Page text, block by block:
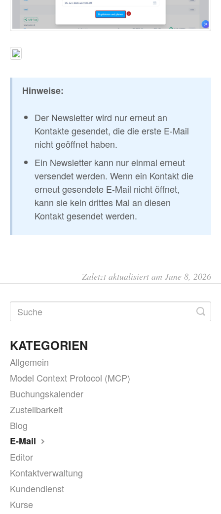
Hinweise:
Der Newsletter wird nur erneut an
Kontakte gesendet, die die erste E-Mail
nicht geöffnet haben.
Ein Newsletter kann nur einmal erneut
versendet werden. Wenn ein Kontakt die
erneut gesendete E-Mail nicht öffnet,
kann sie kein drittes Mal an diesen
Kontakt gesendet werden.
Zuletzt aktualisiert am June 8, 2026
KATEGORIEN
Allgemein
Model Context Protocol (MCP)
Buchungskalender
Zustellbarkeit
Blog
E-Mail
Editor
Kontaktverwaltung
Kundendienst
Kurse